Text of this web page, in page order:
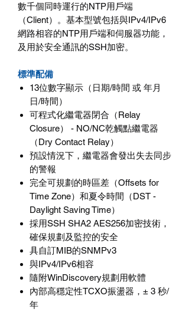
數千個同時運行的NTP用戶端
（Client）。基本型號包括與IPv4/IPv6
網路相容的NTP用戶端和伺服器功能，
及用於安全通訊的SSH加密。
標準配備
13位數字顯示（日期/時間 或 年月
日/時間）
可程式化繼電器閉合（Relay
Closure） - NO/NC乾觸點繼電器
（Dry Contact Relay）
預設情況下，繼電器會發出失去同步
的警報
完全可規劃的時區差（Offsets for
Time Zone）和夏令時間（DST -
Daylight Saving Time）
採用SSH SHA2 AES256加密技術，
確保規劃及監控的安全
具自訂MIB的SNMPv3
與IPv4/IPv6相容
隨附WinDiscovery規劃用軟體
內部高穩定性TCXO振盪器，± 3 秒/
年